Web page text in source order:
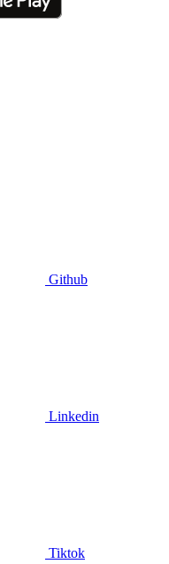
Github
Linkedin
Tiktok